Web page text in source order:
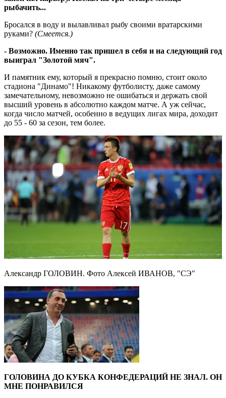
рыбачить...
Бросался в воду и вылавливал рыбу своими вратарскими
руками? (Смеется.)
- Возможно. Именно так пришел в себя и на следующий год
выиграл "Золотой мяч".
И памятник ему, который я прекрасно помню, стоит около
стадиона "Динамо"! Никакому футболисту, даже самому
замечательному, невозможно не ошибаться и держать свой
высший уровень в абсолютно каждом матче. А уж сейчас,
когда число матчей, особенно в ведущих лигах мира, доходит
до 55 - 60 за сезон, тем более.
Александр ГОЛОВИН. Фото Алексей ИВАНОВ, "СЭ"
ГОЛОВИНА ДО КУБКА КОНФЕДЕРАЦИЙ НЕ ЗНАЛ. ОН
МНЕ ПОНРАВИЛСЯ